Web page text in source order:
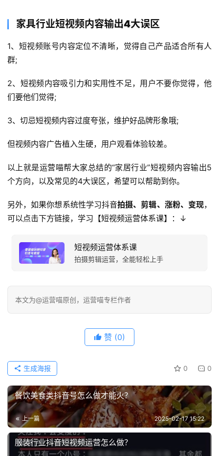
家具行业短视频内容输出4大误区
1、短视频账号内容定位不清晰，觉得自己产品适合所有人
群;
2、短视频内容吸引力和实用性不足，用户不要你觉得，他
们要他们觉得;
3、切忌短视频内容过度夸张，维护好品牌形象哦;
但视频内容广告植入生硬，用户观看体验较差。
以上就是运营喵帮大家总结的“家居行业”短视频内容输出5
个方向，以及常见的4大误区，希望可以帮助到你。
另外，如果你想系统性学习抖音拍摄、剪辑、涨粉、变现，
可以点击下方链接，学习【短视频运营体系课】：↓
短视频运营体系课
拍摄剪辑运营，全能轻松上手
本文为@运营喵原创，运营喵专栏作者
赞 (0)
0 0
生成海报
餐饮美食类抖音号怎么做才能火？
上一篇 2025-02-17 15:22
服装行业抖音短视频运营怎么做？